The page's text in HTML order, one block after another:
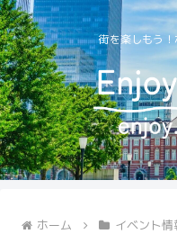
街を楽しもう
ホーム イベント情